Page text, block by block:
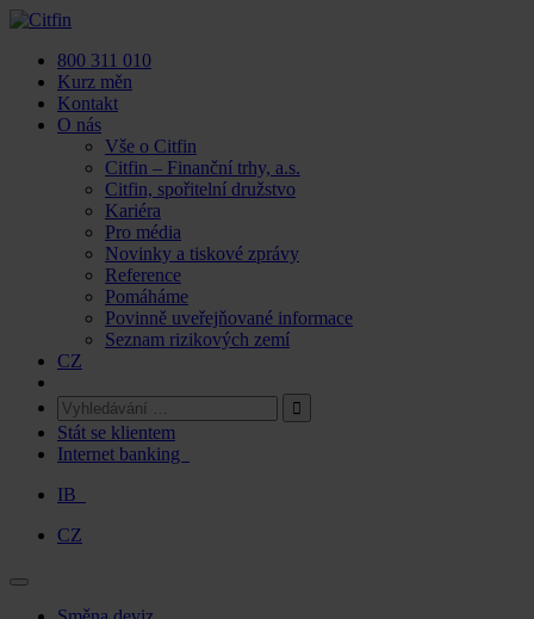
Skip
content800 311 010
Kurz měn
Kontakt
O nás
Vše o Citfin
Citfin – Finanční trhy, a.s.
Citfin, spořitelní družstvo
Kariéra
Pro média
Novinky a tiskové zprávy
Reference
Pomáháme
Povinně uveřejňované informace
Seznam rizikových zemí
CZ
Stát se klientem
Internet banking
IB
CZ
Skip